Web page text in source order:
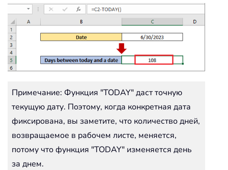
Примечание: Функция "TODAY" даст точную
текущую дату. Поэтому, когда конкретная дата
фиксирована, вы заметите, что количество дней,
возвращаемое в рабочем листе, меняется,
потому что функция "TODAY" изменяется день
за днем.